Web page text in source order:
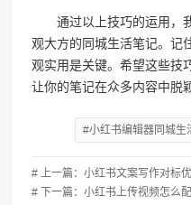
通过以上技巧的运用，
观大方的同城生活笔记。记
观实用是关键。希望这些技
让你的笔记在众多内容中脱
#小红书编辑器同城生
# 上一篇：小红书文案写作对标
# 下一篇：小红书上传视频怎么